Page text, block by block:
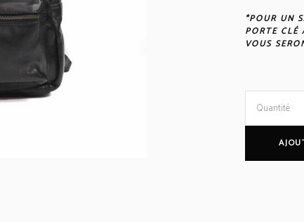
*POUR UN
PORTE CLÉ
VOUS
Petit
Quantité